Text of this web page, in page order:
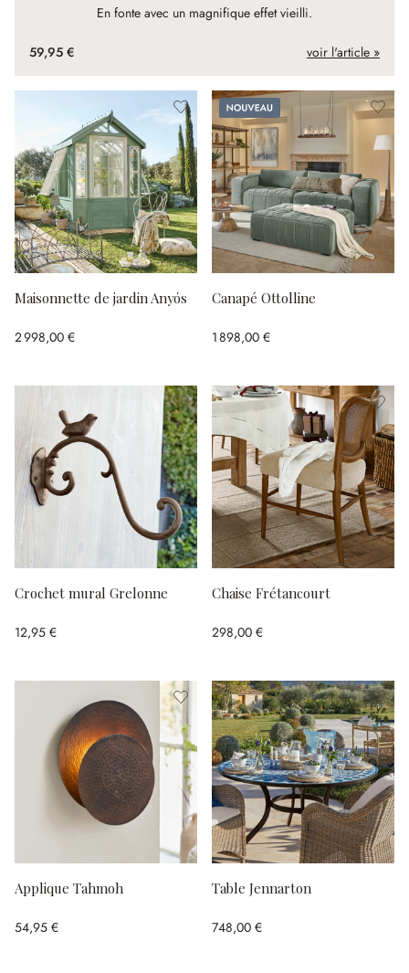
En fonte avec un magnifique effet vieilli.
59,95 € voir l'article »
Maisonnette de jardin Anyós
2 998,00 €
Nouveau
Canapé Ottolline
1 898,00 €
Crochet mural Grelonne
12,95 €
Chaise Frétancourt
298,00 €
Applique Tahmoh
54,95 €
Table Jennarton
748,00 €